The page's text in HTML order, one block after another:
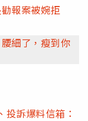
報案被婉拒
細了，瘦到你
、投訴爆料信箱：